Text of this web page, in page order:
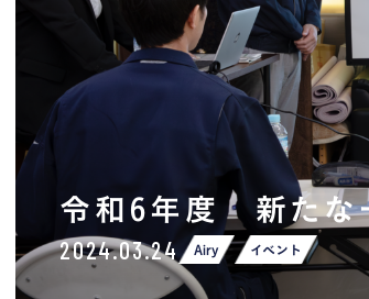
令和6年度 新たな
2024.03.24 Airy イベント